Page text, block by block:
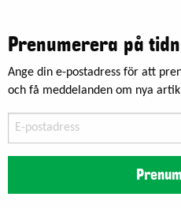
Prenumerera på
Ange din e-postadress för att
och få meddelanden om nya
postadress